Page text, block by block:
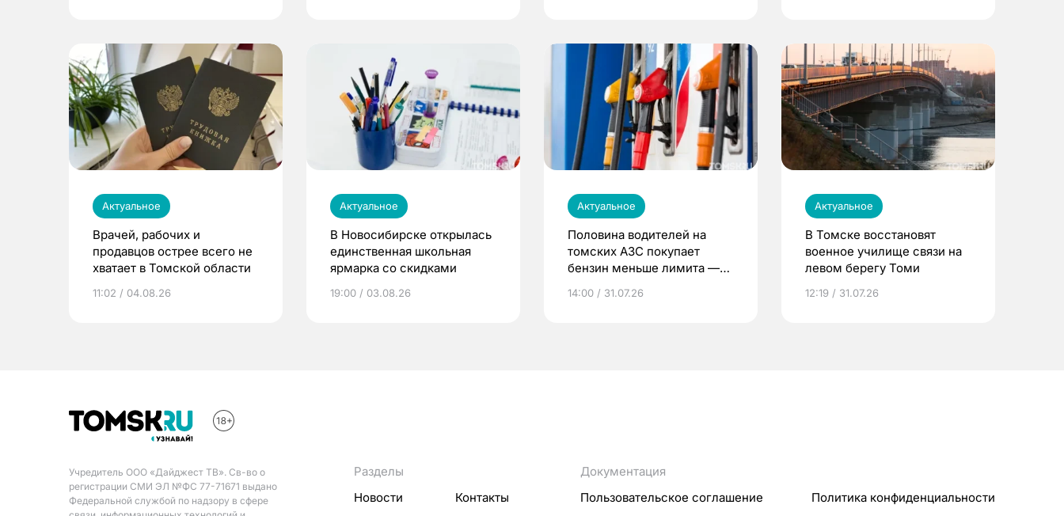
Актуальное
Врачей, рабочих и
продавцов острее всего не
хватает в Томской области
11:02 / 04.08.26
Актуальное
В Новосибирске открылась
единственная школьная
ярмарка со скидками
19:00 / 03.08.26
Актуальное
Половина водителей на
томских АЗС покупает
бензин меньше лимита —
14:00 / 31.07.26
Актуальное
В Томске восстановят
военное училище связи на
левом берегу Томи
12:19 / 31.07.26
Учредитель ООО «Дайджест ТВ». Св-во о
регистрации СМИ ЭЛ №ФС 77-71671 выдано
Федеральной службой по надзору в сфере
Разделы
Новости
Контакты
Документация
Пользовательское соглашение
Политика конфиденциальности